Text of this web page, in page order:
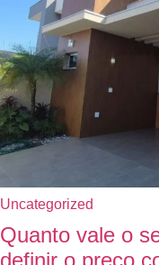
Uncategorized
Quanto vale o
definir o preço